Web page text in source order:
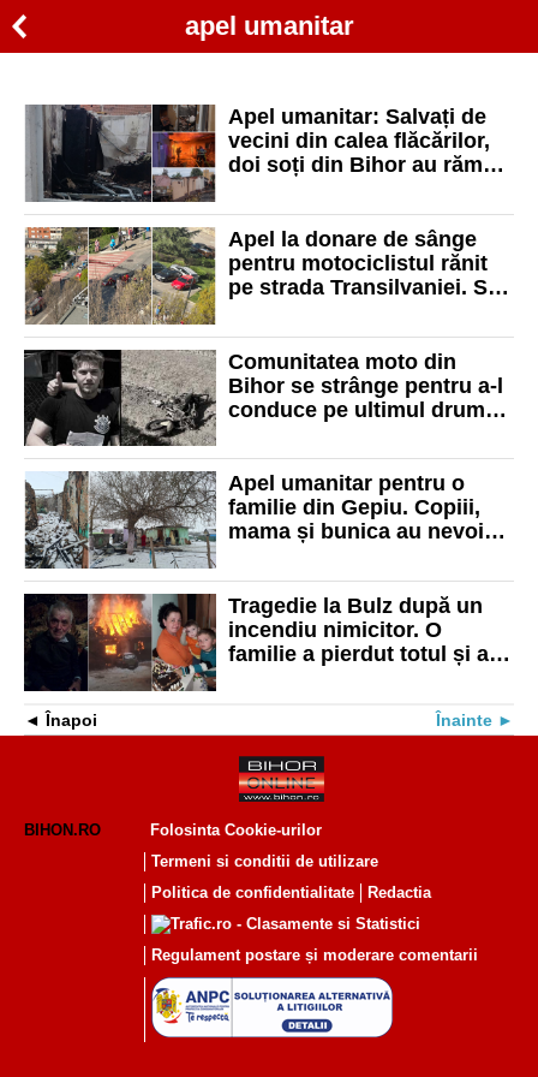
apel umanitar
Apel umanitar: Salvați de
vecini din calea flăcărilor,
doi soți din Bihor au rămas
Apel la donare de sânge
pentru motociclistul rănit
pe strada Transilvaniei. Se
Comunitatea moto din
Bihor se strânge pentru a-l
conduce pe ultimul drum
accidentul de pe DN 1
Apel umanitar pentru o
familie din Gepiu. Copiii,
mama și bunica au nevoie
fără casă
Tragedie la Bulz după un
incendiu nimicitor. O
familie a pierdut totul și are
Înapoi Înainte
BIHON.RO
Folosinta Cookie-urilor
Termeni si conditii de utilizare
Politica de confidentialitate
Redactia
Regulament postare și moderare comentarii